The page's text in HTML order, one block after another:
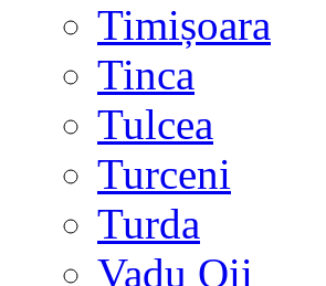
Timișoara
Tinca
Tulcea
Turceni
Turda
Vadu Oii